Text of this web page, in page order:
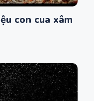
con cua xâm